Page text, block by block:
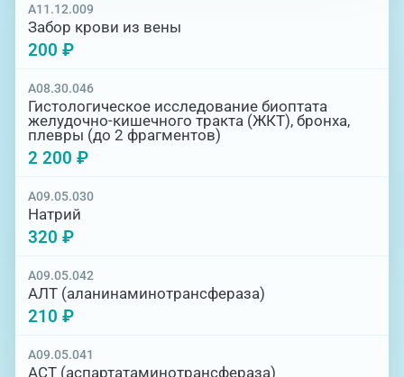
A11.12.009
Забор крови из вены
200 ₽
A08.30.046
Гистологическое исследование биоптата
желудочно-кишечного тракта (ЖКТ), бронха,
плевры (до 2 фрагментов)
2 200 ₽
A09.05.030
Натрий
320 ₽
A09.05.042
АЛТ (аланинаминотрансфераза)
210 ₽
A09.05.041
АСТ (аспартатаминотрансфераза)